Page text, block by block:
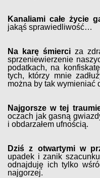
Kanaliami całe życie
jakąś sprawiedliwość…
Na karę śmierci za
sprzeniewierzenie
podatkach, na
tych, którzy mnie
można by tak wymieniać
Najgorsze w tej
oczach jak gasną
i obdarzałem ufnością.
Dziś z otwartymi w
upadek i zanik
odnajduję ich tylko
najgorzej.